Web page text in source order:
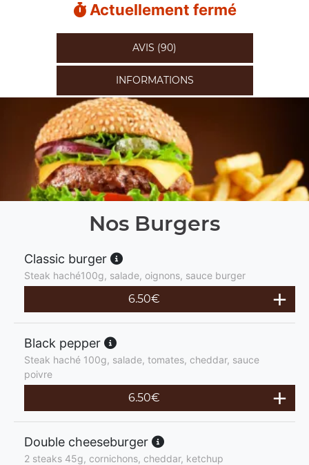
Actuellement fermé
AVIS (90)
INFORMATIONS
Nos Burgers
Classic burger
Steak haché100g, salade, oignons, sauce burger
6.50€
Black pepper
Steak haché 100g, salade, tomates, cheddar, sauce
poivre
6.50€
Double cheeseburger
2 steaks 45g, cornichons, cheddar, ketchup